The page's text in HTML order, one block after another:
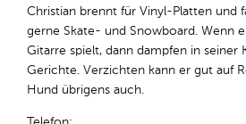
Christian brennt für Vinyl-Platten und
gerne Skate- und Snowboard. Wenn
Gitarre spielt, dann dampfen in seiner
Gerichte. Verzichten kann er gut auf
Hund übrigens auch.